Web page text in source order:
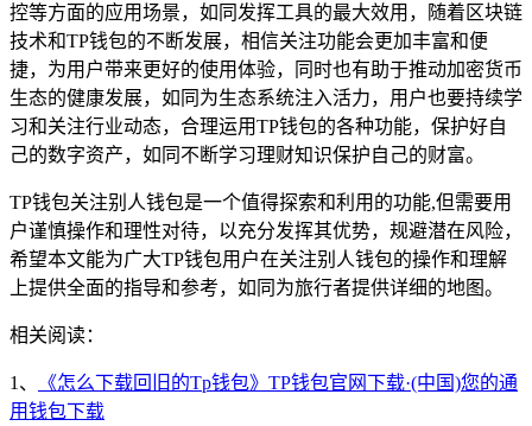
控等方面的应用场景，如同发挥工具的最大效用，随着区块链
技术和TP钱包的不断发展，相信关注功能会更加丰富和便
捷，为用户带来更好的使用体验，同时也有助于推动加密货币
生态的健康发展，如同为生态系统注入活力，用户也要持续学
习和关注行业动态，合理运用TP钱包的各种功能，保护好自
己的数字资产，如同不断学习理财知识保护自己的财富。
TP钱包关注别人钱包是一个值得探索和利用的功能,但需要用
户谨慎操作和理性对待，以充分发挥其优势，规避潜在风险，
希望本文能为广大TP钱包用户在关注别人钱包的操作和理解
上提供全面的指导和参考，如同为旅行者提供详细的地图。
相关阅读：
1、
《怎么下载回旧的Tp钱包》TP钱包官网下载·(中国)您的通
用钱包下载